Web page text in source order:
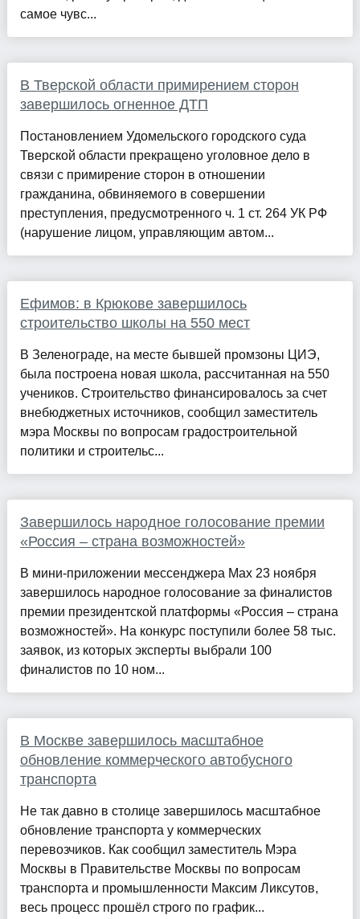
самое чувс...
В Тверской области примирением сторон
завершилось огненное ДТП
Постановлением Удомельского городского суда
Тверской области прекращено уголовное дело в
связи с примирение сторон в отношении
гражданина, обвиняемого в совершении
преступления, предусмотренного ч. 1 ст. 264 УК РФ
(нарушение лицом, управляющим автом...
Ефимов: в Крюкове завершилось
строительство школы на 550 мест
В Зеленограде, на месте бывшей промзоны ЦИЭ,
была построена новая школа, рассчитанная на 550
учеников. Строительство финансировалось за счет
внебюджетных источников, сообщил заместитель
мэра Москвы по вопросам градостроительной
политики и строительс...
Завершилось народное голосование премии
«Россия – страна возможностей»
В мини-приложении мессенджера Max 23 ноября
завершилось народное голосование за финалистов
премии президентской платформы «Россия – страна
возможностей». На конкурс поступили более 58 тыс.
заявок, из которых эксперты выбрали 100
финалистов по 10 ном...
В Москве завершилось масштабное
обновление коммерческого автобусного
транспорта
Не так давно в столице завершилось масштабное
обновление транспорта у коммерческих
перевозчиков. Как сообщил заместитель Мэра
Москвы в Правительстве Москвы по вопросам
транспорта и промышленности Максим Ликсутов,
весь процесс прошёл строго по график...